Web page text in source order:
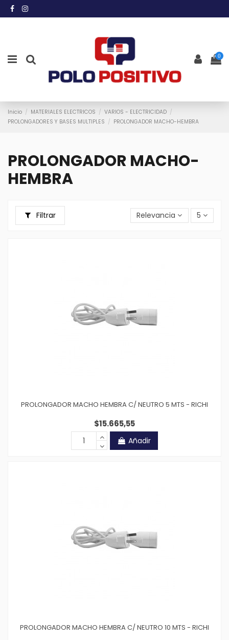
0
Inicio MATERIALES ELECTRICOS
VARIOS - ELECTRICIDAD
PROLONGADORES Y BASES MULTIPLES
PROLONGADOR MACHO-HEMBRA
PROLONGADOR MACHO-
HEMBRA
Filtrar Relevancia 5
PROLONGADOR MACHO HEMBRA C/ NEUTRO 5 MTS - RICHI
$15.665,55
Añadir
PROLONGADOR MACHO HEMBRA C/ NEUTRO 10 MTS - RICHI